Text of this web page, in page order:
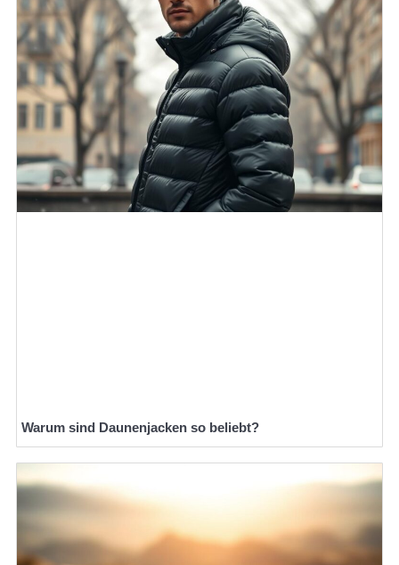
Warum sind Daunenjacken so beliebt?